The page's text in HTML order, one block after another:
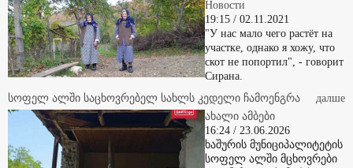
19:15 / 02.11.2021
"У нас мало чего растёт на
участке, однако я хожу, что
скот не попортил", - говорит
Сирана.
სოფელ ალში საცხოვრებელ სახლს კედელი ჩამოენგრა
ახალი ამბები
16:24 / 23.06.2026
ხაშურის მუნიციპალიტეტის
სოფელ ალში მცხოვრები
გულნაზი გვარამაძის